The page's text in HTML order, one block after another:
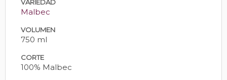
VARIEDAD
Malbec
VOLUMEN
750 ml
CORTE
100% Malbec